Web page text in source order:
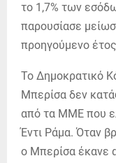
το 1,7% των
παρουσίασε
προηγούμενο
Το Δημοκρατικό
Μπερίσα δεν
από τα ΜΜΕ που
Έντι Ράμα. Όταν
ο Μπερίσα έκανε